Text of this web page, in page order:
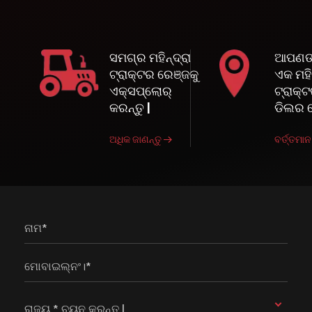
ସମଗ୍ର ମହିନ୍ଦ୍ରା
ଟ୍ରାକ୍ଟର ରେଞ୍ଜକୁ
ଏକ୍ସପ୍ଲୋର୍
କରନ୍ତୁ |
ଅଧିକ ଜାଣନ୍ତୁ
ଏକ
ଡିଲର
ନାମ*
ମୋବାଇଲ୍ନଂ।*
ରାଜ୍ୟ * ଚୟନ କରନ୍ତୁ |